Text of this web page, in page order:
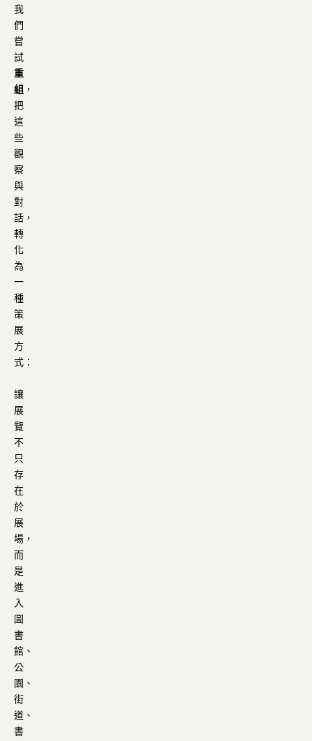
我
們
嘗
試
重
組 ，
把
這
些
觀
察
與
對
話，
轉
化
為
一
種
策
展
方
式：
讓
展
覽
不
只
存
在
於
展
場，
而
是
進
入
圖
書
館、
公
園、
街
道、
書